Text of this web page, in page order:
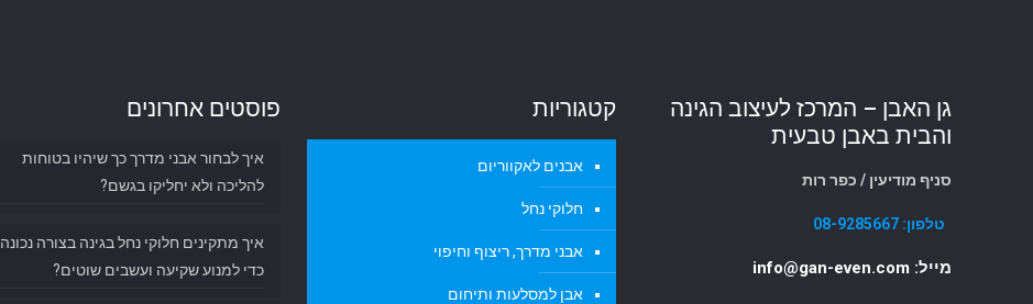
גן האבן – המרכז לעיצוב הגינה
והבית באבן טבעית
סניף מודיעין / כפר רות
טלפון:08-9285667
מייל: info@gan-even.com
קטגוריות
אבנים לאקווריום
חלוקי נחל
אבני מדרך, ריצוף וחיפוי
אבן למסלעות ותיחום
פוסטים אחרונים
איך לבחור אבני מדרך כך שיהיו בטוחות
להליכה ולא יחליקו בגשם?
איך מתקינים חלוקי נחל בגינה בצורה נכונה
כדי למנוע שקיעה ועשבים שוטים?